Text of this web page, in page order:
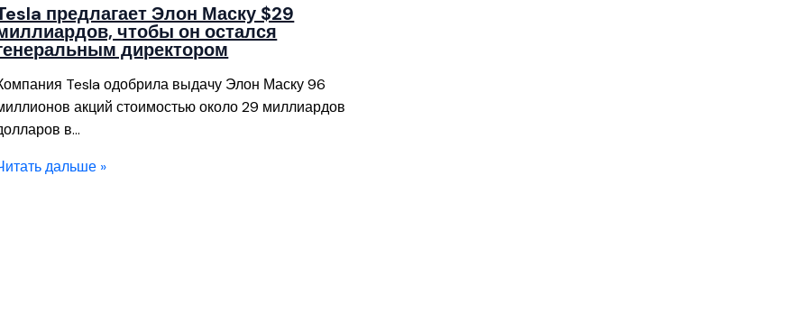
предлагает Элон Маску $29
чтобы он остался
директором
Tesla одобрила выдачу Элон Маску 96
акций стоимостью около 29 миллиардов
в…
дальше »